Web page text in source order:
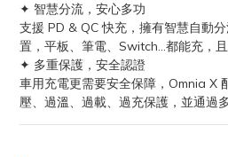
✦ 智慧分流，安心多功
支援 PD & QC 快充，擁有智慧自動
置，平板、筆電、Switch...都能充，
✦ 多重保護，安全認證
車用充電更需要安全保障，Omnia X
壓、過溫、過載、過充保護，並通過